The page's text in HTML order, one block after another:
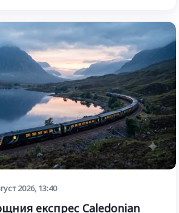
2026, 13:40
експрес Caledonian